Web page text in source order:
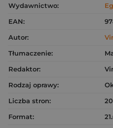
Wydawnictwo:
EAN:
Autor:
Tłumaczenie:
Redaktor:
Rodzaj oprawy:
Liczba stron:
Format: